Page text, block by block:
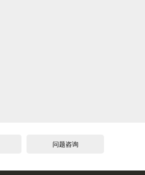
问题咨询